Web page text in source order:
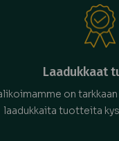
Laadukkaat
on
laadukkaita tuotteita